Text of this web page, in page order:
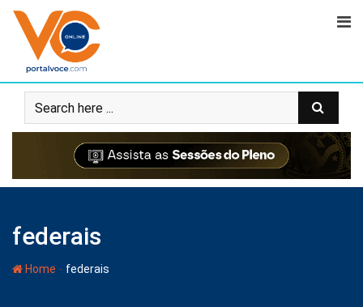
federais
Home - federais